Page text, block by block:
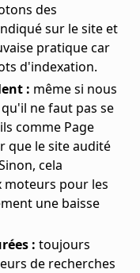
des
sur le site et
pratique car
d'indexation.
: même si nous
ne faut pas se
comme Page
que le site audité
cela
moteurs pour les
une baisse
: toujours
de recherches